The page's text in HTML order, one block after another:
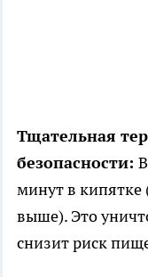
Тщательная
безопасности:
минут в кипятке
выше). Это
снизит риск